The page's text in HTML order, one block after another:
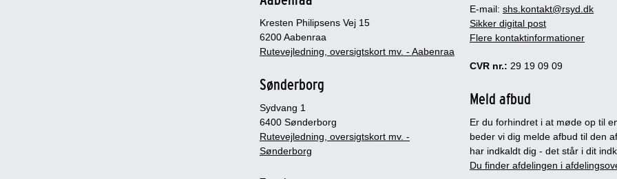
Kresten Philipsens Vej 15
6200 Aabenraa
Rutevejledning, oversigtskort mv. - Aabenraa
Sønderborg
Sydvang 1
6400 Sønderborg
Rutevejledning, oversigtskort mv. -
Sønderborg
E-mail: shs.kontakt@rsyd.dk
Sikker digital post
Flere kontaktinformationer
CVR nr.: 29 19 09 09
Meld afbud
Er du forhindret i at møde op til
beder vi dig melde afbud til den
har indkaldt dig - det står i dit
Du finder afdelingen i